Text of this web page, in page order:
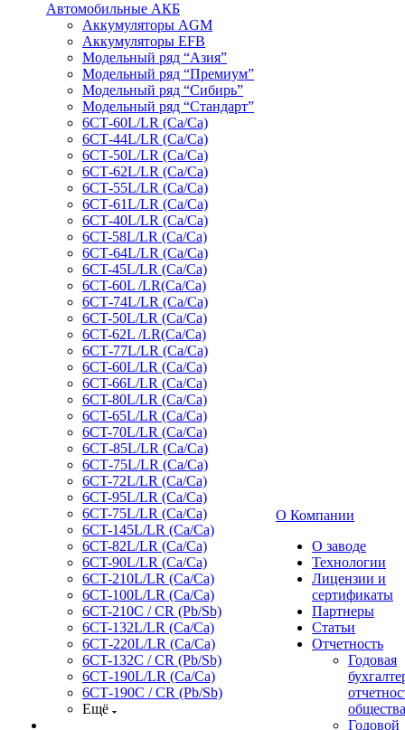
Автомобильные АКБ
Аккумуляторы AGM
Аккумуляторы EFB
Модельный ряд “Азия”
Модельный ряд “Премиум”
Модельный ряд “Сибирь”
Модельный ряд “Стандарт”
6СТ-60L/LR (Ca/Ca)
6СТ-44L/LR (Са/Са)
6СТ-50L/LR (Ca/Ca)
6СТ-62L/LR (Ca/Ca)
6СТ-55L/LR (Ca/Ca)
6СТ-61L/LR (Ca/Ca)
6СТ-40L/LR (Ca/Ca)
6CT-58L/LR (Ca/Ca)
6СТ-64L/LR (Ca/Ca)
6CT-45L/LR (Ca/Ca)
6CT-60L /LR(Ca/Ca)
6СТ-74L/LR (Са/Са)
6CT-50L/LR (Ca/Ca)
6CT-62L /LR(Ca/Ca)
6СТ-77L/LR (Ca/Ca)
6CT-60L/LR (Ca/Ca)
6CT-66L/LR (Ca/Ca)
6CT-80L/LR (Са/Са)
6CT-65L/LR (Ca/Ca)
6CT-70L/LR (Са/Са)
6СТ-85L/LR (Са/Са)
6СТ-75L/LR (Ca/Ca)
6CT-72L/LR (Ca/Ca)
6CT-95L/LR (Са/Са)
6CT-75L/LR (Ca/Ca)
6CT-145L/LR (Са/Са)
6CT-82L/LR (Са/Са)
6CT-90L/LR (Ca/Ca)
6CT-210L/LR (Ca/Ca)
6CT-100L/LR (Ca/Ca)
6CT-210C / CR (Pb/Sb)
6CT-132L/LR (Ca/Ca)
6СТ-220L/LR (Ca/Ca)
6CT-132C / CR (Pb/Sb)
6СТ-190L/LR (Ca/Ca)
6СТ-190С / CR (Pb/Sb)
Ещё
О Компании
О заводе
Технологии
Лицензии и
сертификаты
Партнеры
Статьи
Отчетность
Годовая
общества
Годовой